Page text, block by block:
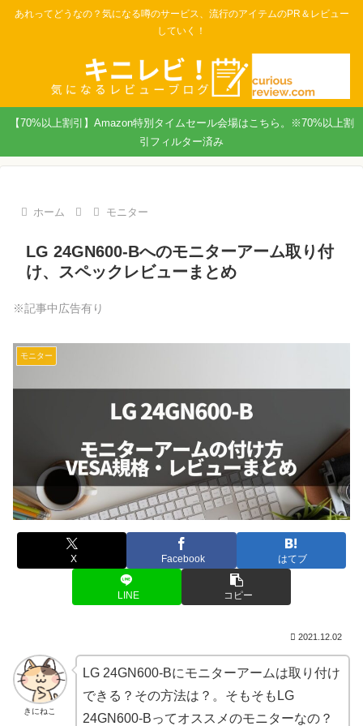
あれってどうなの？気になる噂のサービス、流行のアイテムのPR＆レビュー
していく！
【70%以上割引】Amazon特別タイムセール会場はこちら。※70%以上割
引フィルター済み
ホーム モニター
LG 24GN600-Bへのモニターアーム取り付
け、スペックレビューまとめ
※記事中広告有り
モニター
X Facebook はてブ
LINE コピー
2021.12.02
きにねこ
LG 24GN600-Bにモニターアームは取り付け
できる？その方法は？。そもそもLG
24GN600-Bってオススメのモニターなの？